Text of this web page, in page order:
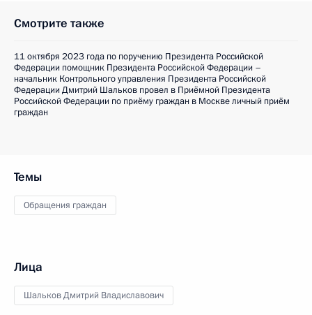
Смотрите также
11 октября 2023 года по поручению Президента Российской
Федерации помощник Президента Российской Федерации –
начальник Контрольного управления Президента Российской
Федерации Дмитрий Шальков провел в Приёмной Президента
Российской Федерации по приёму граждан в Москве личный приём
граждан
Темы
Обращения граждан
Лица
Шальков Дмитрий Владиславович